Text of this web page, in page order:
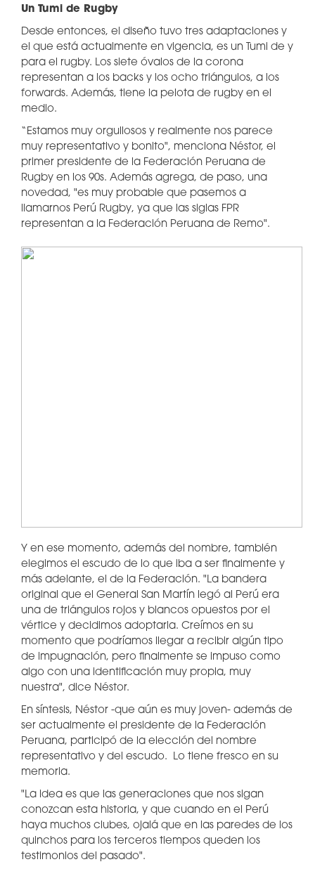
Un Tumi de Rugby
Desde entonces, el diseño tuvo tres adaptaciones y
el que está actualmente en vigencia, es un Tumi de y
para el rugby. Los siete óvalos de la corona
representan a los backs y los ocho triángulos, a los
forwards. Además, tiene la pelota de rugby en el
medio.
“Estamos muy orgullosos y realmente nos parece
muy representativo y bonito", menciona Néstor, el
primer presidente de la Federación Peruana de
Rugby en los 90s. Además agrega, de paso, una
novedad, "es muy probable que pasemos a
llamarnos Perú Rugby, ya que las siglas FPR
representan a la Federación Peruana de Remo".
Y en ese momento, además del nombre, también
elegimos el escudo de lo que iba a ser finalmente y
más adelante, el de la Federación. "La bandera
original que el General San Martín legó al Perú era
una de triángulos rojos y blancos opuestos por el
vértice y decidimos adoptarla. Creímos en su
momento que podríamos llegar a recibir algún tipo
de impugnación, pero finalmente se impuso como
algo con una identificación muy propia, muy
nuestra", dice Néstor.
En síntesis, Néstor -que aún es muy joven- además de
ser actualmente el presidente de la Federación
Peruana, participó de la elección del nombre
representativo y del escudo. Lo tiene fresco en su
memoria.
"La idea es que las generaciones que nos sigan
conozcan esta historia, y que cuando en el Perú
haya muchos clubes, ojalá que en las paredes de los
quinchos para los terceros tiempos queden los
testimonios del pasado".